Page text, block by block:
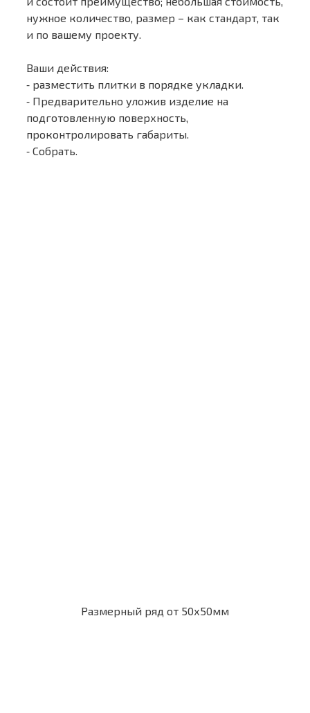
нужное количество, размер – как стандарт, так
и по вашему проекту.
Ваши действия:
⁃ разместить плитки в порядке укладки.
⁃ Предварительно уложив изделие на
подготовленную поверхность,
проконтролировать габариты.
⁃ Собрать.
Размерный ряд от 50х50мм